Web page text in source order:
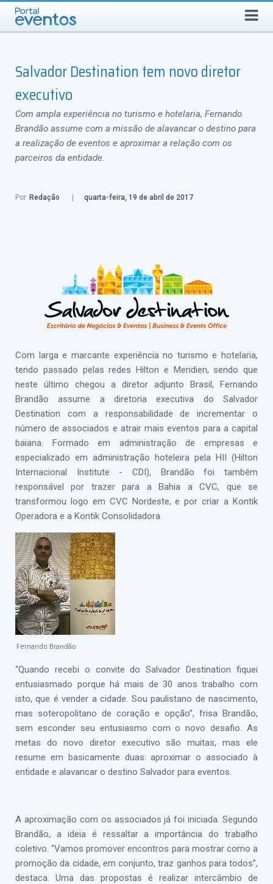
Select Language ▼
Salvador Destination tem novo diretor
executivo
Com ampla experiência no turismo e hotelaria, Fernando
Brandão assume com a missão de alavancar o destino para
a realização de eventos e aproximar a relação com os
parceiros da entidade.
Por Redação quarta-feira, 19 de abril de 2017
Com larga e marcante experiência no turismo e hotelaria,
tendo passado pelas redes Hilton e Meridien, sendo que
neste último chegou a diretor adjunto Brasil, Fernando
Brandão assume a diretoria executiva do Salvador
Destination com a responsabilidade de incrementar o
número de associados e atrair mais eventos para a capital
baiana. Formado em administração de empresas e
especializado em administração hoteleira pela HII (Hilton
Internacional Institute - CDI), Brandão foi também
responsável por trazer para a Bahia a CVC, que se
transformou logo em CVC Nordeste, e por criar a Kontik
Operadora e a Kontik Consolidadora.
Fernando Brandão
“Quando recebi o convite do Salvador Destination fiquei
entusiasmado porque há mais de 30 anos trabalho com
isto, que é vender a cidade. Sou paulistano de nascimento,
mas soteropolitano de coração e opção”, frisa Brandão,
sem esconder seu entusiasmo com o novo desafio. As
metas do novo diretor executivo são muitas, mas ele
resume em basicamente duas: aproximar o associado à
entidade e alavancar o destino Salvador para eventos.
A aproximação com os associados já foi iniciada. Segundo
Brandão, a ideia é ressaltar a importância do trabalho
coletivo. “Vamos promover encontros para mostrar como a
promoção da cidade, em conjunto, traz ganhos para todos”,
destaca. Uma das propostas é realizar intercâmbio de